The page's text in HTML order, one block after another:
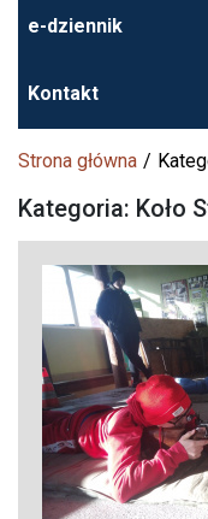
e-dziennik
Kontakt
Strona główna
Kategoria: Koło